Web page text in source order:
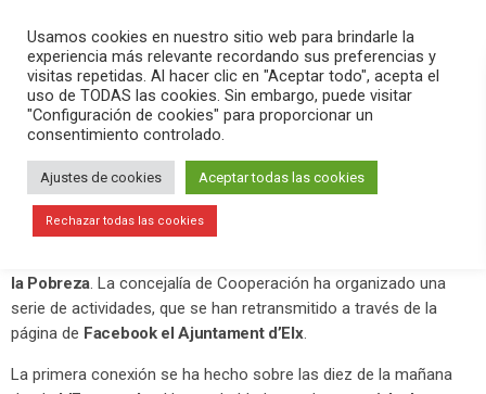
search menu pause PLAY
octubre 15, 2020
Elche conmemora el Día
Internacional para la Erradicación de
la Pobreza
la Pobreza . La concejalía de Cooperación ha organizado una
serie de actividades, que se han retransmitido a través de la
página de Facebook el Ajuntament d’Elx.
La primera conexión se ha hecho sobre las diez de la mañana
Usamos cookies en nuestro sitio web para brindarle la
experiencia más relevante recordando sus preferencias y
visitas repetidas. Al hacer clic en "Aceptar todo", acepta el
uso de TODAS las cookies. Sin embargo, puede visitar
"Configuración de cookies" para proporcionar un
consentimiento controlado.
Ajustes de cookies Aceptar todas las cookies
Rechazar todas las cookies